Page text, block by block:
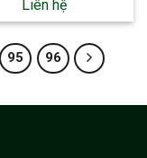
Liên hệ
95 96